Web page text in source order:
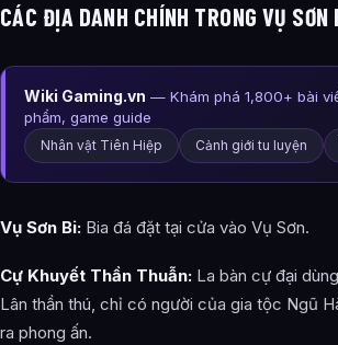
CÁC ĐỊA DANH CHÍNH TRONG VỤ SƠN
Wiki Gaming.vn — Khám phá 1,800+ bài
phẩm, game guide
Nhân vật Tiên Hiệp Cảnh giới tu luyện
Vụ Sơn Bi: Bia đá đặt tại cửa vào Vụ Sơn.
Cự Khuyết Thần Thuẫn: La bàn cự đại
Lân thần thú, chỉ có người của gia tộc Ngũ
ra phong ấn.